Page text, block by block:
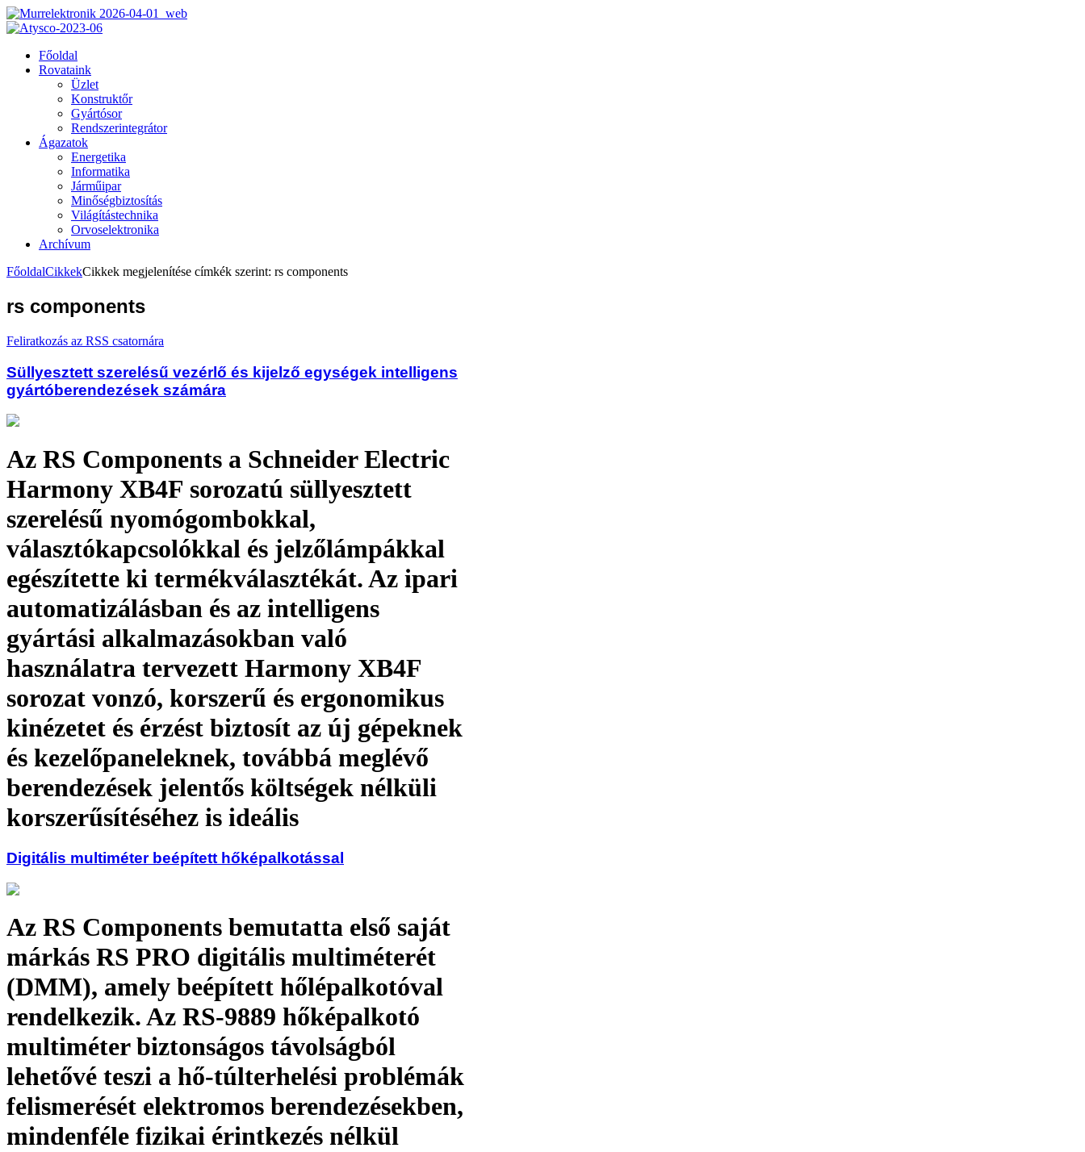
Főoldal
Rovataink
Üzlet
Konstruktőr
Gyártósor
Rendszerintegrátor
Ágazatok
Energetika
Informatika
Járműipar
Minőségbiztosítás
Világítástechnika
Orvoselektronika
Archívum
FőoldalCikkekCikkek megjelenítése címkék szerint: rs components
rs components
Feliratkozás az RSS csatornára
Süllyesztett szerelésű vezérlő és kijelző egységek intelligens
gyártóberendezések számára
Az RS Components a Schneider Electric
Harmony XB4F sorozatú süllyesztett
szerelésű nyomógombokkal,
választókapcsolókkal és jelzőlámpákkal
egészítette ki termékválasztékát. Az ipari
automatizálásban és az intelligens
gyártási alkalmazásokban való
használatra tervezett Harmony XB4F
sorozat vonzó, korszerű és ergonomikus
kinézetet és érzést biztosít az új gépeknek
és kezelőpaneleknek, továbbá meglévő
berendezések jelentős költségek nélküli
korszerűsítéséhez is ideális
Digitális multiméter beépített hőképalkotással
Az RS Components bemutatta első saját
márkás RS PRO digitális multiméterét
(DMM), amely beépített hőlépalkotóval
rendelkezik. Az RS-9889 hőképalkotó
multiméter biztonságos távolságból
lehetővé teszi a hő-túlterhelési problémák
felismerését elektromos berendezésekben,
mindenféle fizikai érintkezés nélkül